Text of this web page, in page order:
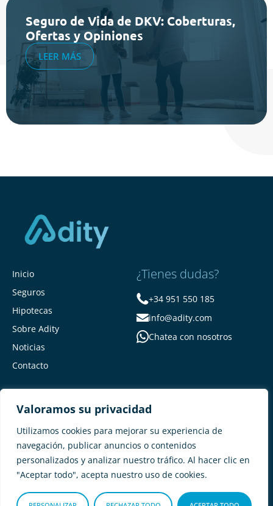
Valoramos su privacidad
Utilizamos cookies para mejorar su experiencia de
navegación, publicar anuncios o contenidos
personalizados y analizar nuestro tráfico. Al hacer clic en
"Aceptar todo", acepta nuestro uso de cookies.
Seguro de Vida de DKV: Coberturas,
Ofertas y Opiniones
LEER MÁS
Inicio
Seguros
Hipotecas
Sobre Adity
Noticias
Contacto
¿Tienes dudas?
+34 951 550 185
info@adity.com
Chatea con nosotros
Adity Seguros – Mapa del Sitio –